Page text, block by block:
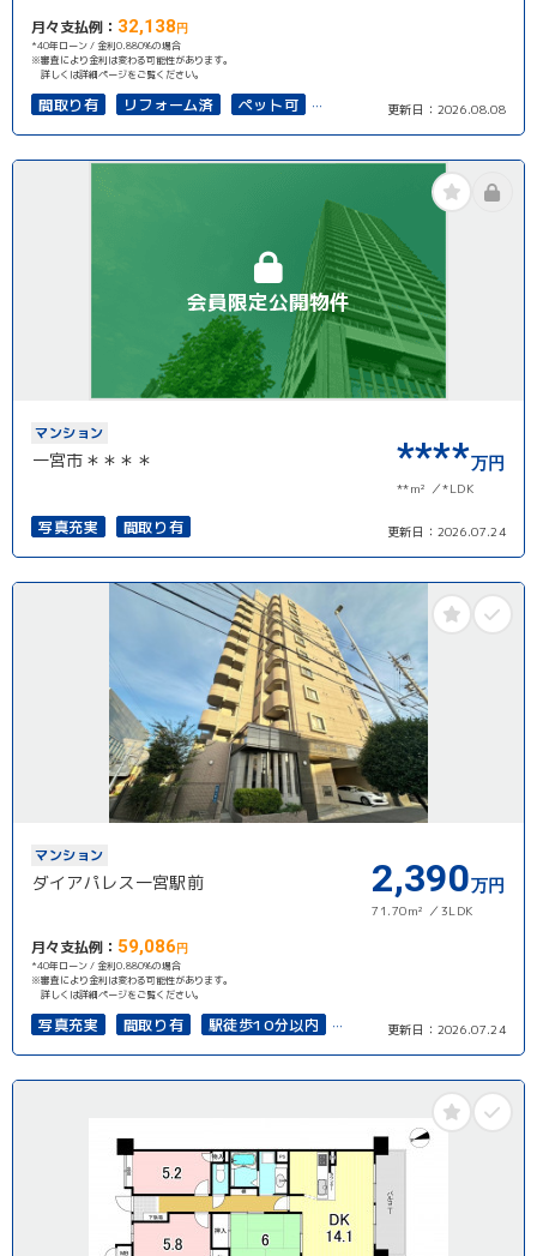
月々支払例： 32,138 円
*40年ローン / 金利0.880%の場合
※審査により金利は変わる可能性があります。
詳しくは詳細ページをご覧ください。
間取り有 リフォーム済
ペット可
更新日： 2026.08.08
会員限定公開物件
マンション
一宮市＊＊＊＊ ****万円
**m² *LDK
写真充実 間取り有 更新日： 2026.07.24
マンション
ダイアパレス一宮駅前 2,390万円
71.70m² 3LDK
月々支払例： 59,086 円
*40年ローン / 金利0.880%の場合
※審査により金利は変わる可能性があります。
詳しくは詳細ページをご覧ください。
写真充実 間取り有
駅徒歩10分以内
更新日： 2026.07.24